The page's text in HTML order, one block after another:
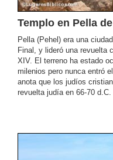
Templo en Pella
Pella (Pehel) era una
Final, y lideró una revuelta
XIV. El terreno ha estado
milenios pero nunca entró
anota que los judíos
revuelta judía en 66-70 d.C.